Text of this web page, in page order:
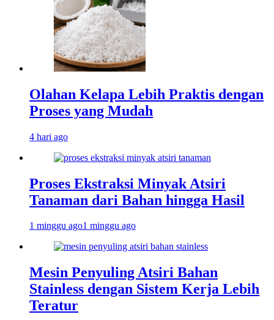
Olahan Kelapa Lebih Praktis dengan
Proses yang Mudah
4 hari ago
Proses Ekstraksi Minyak Atsiri
Tanaman dari Bahan hingga Hasil
1 minggu ago1 minggu ago
Mesin Penyuling Atsiri Bahan
Stainless dengan Sistem Kerja Lebih
Teratur